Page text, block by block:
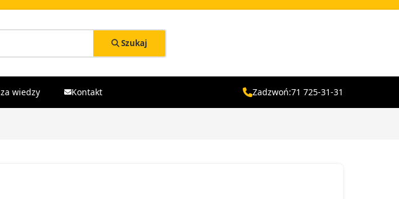
Szukaj
wiedzy Kontakt Zadzwoń:71 725-31-31